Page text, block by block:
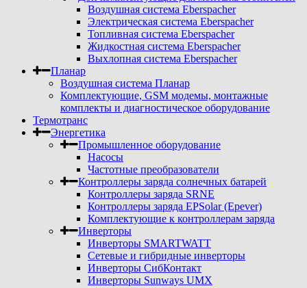
Воздушная система Eberspacher
Электрическая система Eberspacher
Топливная система Eberspacher
Жидкостная система Eberspacher
Выхлопная система Eberspacher
Планар
Воздушная система Планар
Комплектующие, GSM модемы, монтажные
комплекты и диагностическое оборудование
Термотранс
Энергетика
Промышленное оборудование
Насосы
Частотные преобразователи
Контроллеры заряда солнечных батарей
Контроллеры заряда SRNE
Контроллеры заряда EPSolar (Epever)
Комплектующие к контроллерам заряда
Инверторы
Инверторы SMARTWATT
Сетевые и гибридные инверторы
Инверторы СибКонтакт
Инверторы Sunways UMX